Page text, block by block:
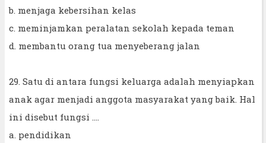
b. menjaga kebersihan kelas
c. meminjamkan peralatan sekolah kepada teman
d. membantu orang tua menyeberang jalan
29. Satu di antara fungsi keluarga adalah menyiapkan
anak agar menjadi anggota masyarakat yang baik. Hal
ini disebut fungsi ....
a. pendidikan